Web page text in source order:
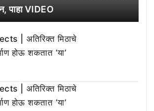
पाहा VIDEO
| अतिरिक्त मिठाचे
होऊ शकतात ‘या’
| अतिरिक्त मिठाचे
होऊ शकतात ‘या’